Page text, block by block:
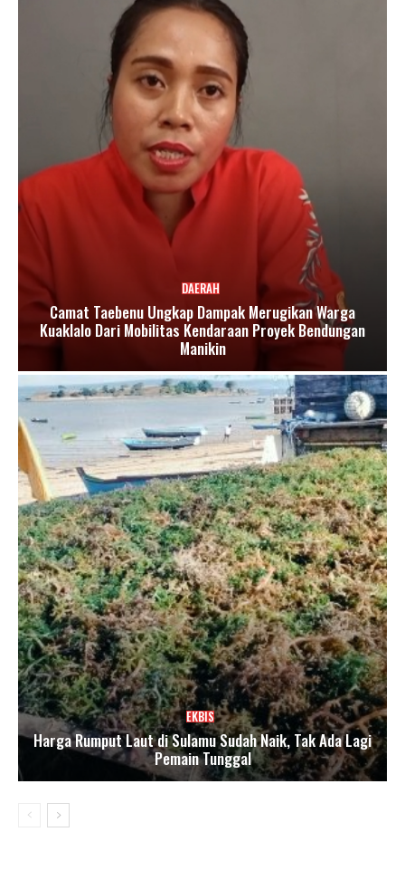
DAERAH
Camat Taebenu Ungkap Dampak Merugikan Warga
Kuaklalo Dari Mobilitas Kendaraan Proyek Bendungan
Manikin
EKBIS
Harga Rumput Laut di Sulamu Sudah Naik, Tak Ada Lagi
Pemain Tunggal